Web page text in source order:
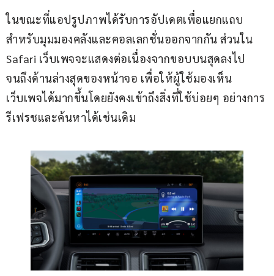
ในขณะที่แอปรูปภาพได้รับการอัปเดตเพื่อแยกแถบ
สำหรับมุมมองคลังและคอลเลกชั่นออกจากกัน ส่วนใน
Safari เว็บเพจจะแสดงต่อเนื่องจากขอบบนสุดลงไป
จนถึงด้านล่างสุดของหน้าจอ เพื่อให้ผู้ใช้มองเห็น
เว็บเพจได้มากขึ้นโดยยังคงเข้าถึงสิ่งที่ใช้บ่อยๆ อย่างการ
รีเฟรชและค้นหาได้เช่นเดิม